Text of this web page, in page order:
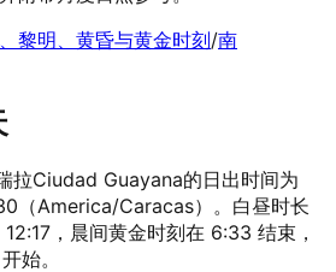
黎明、黄昏与黄金时刻/南
拉Ciudad Guayana的日出时间为
（America/Caracas）。白昼时长
，晨间黄金时刻在 6:33 结束，
始。